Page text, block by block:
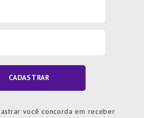
CADASTRAR
você concorda em receber